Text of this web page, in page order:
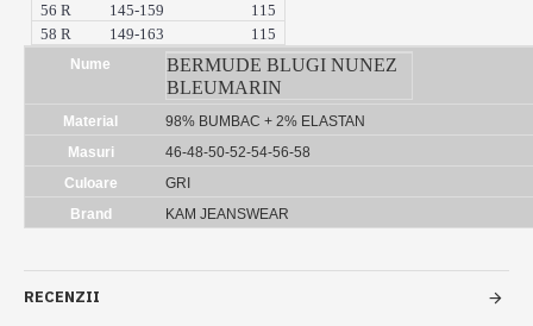
56 R
145-159
115
58 R
149-163 115
Nume
BERMUDE BLUGI NUNEZ
BLEUMARIN
Material
98% BUMBAC + 2% ELASTAN
Masuri
46-48-50-52-54-56-58
Culoare
GRI
Brand
KAM JEANSWEAR
RECENZII